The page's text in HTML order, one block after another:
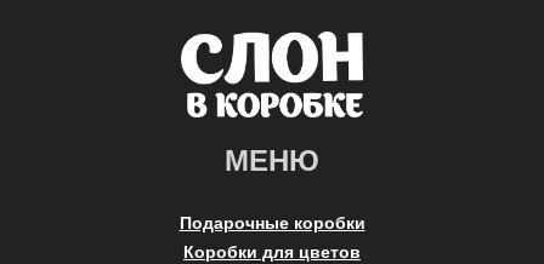
МЕНЮ
Подарочные коробки
Коробки для цветов